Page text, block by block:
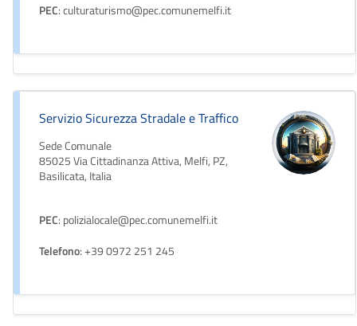
PEC: culturaturismo@pec.comunemelfi.it
Servizio Sicurezza Stradale e Traffico
Sede Comunale
85025 Via Cittadinanza Attiva, Melfi, PZ,
Basilicata, Italia
PEC: polizialocale@pec.comunemelfi.it
Telefono: +39 0972 251 245